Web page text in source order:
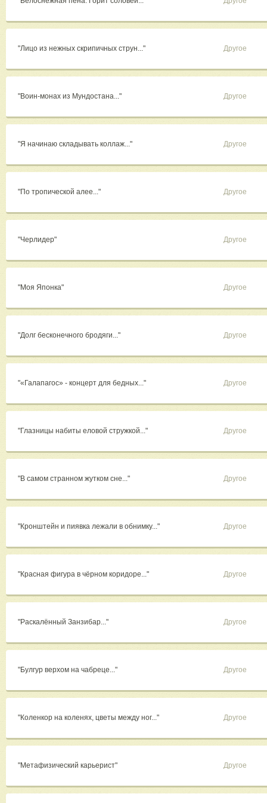
"Лицо из нежных скрипичных струн..." Другое
"Воин-монах из Мундостана..." Другое
"Я начинаю складывать коллаж..." Другое
"По тропической алее..." Другое
"Черлидер" Другое
"Моя Японка" Другое
"Долг бесконечного бродяги..." Другое
"«Галапагос» - концерт для бедных..." Другое
"Глазницы набиты еловой стружкой..." Другое
"В самом странном жутком сне..." Другое
"Кронштейн и пиявка лежали в обнимку..." Другое
"Красная фигура в чёрном коридоре..." Другое
"Раскалённый Занзибар..." Другое
"Булгур верхом на чабреце..." Другое
"Коленкор на коленях, цветы между ног..." Другое
"Метафизический карьерист" Другое